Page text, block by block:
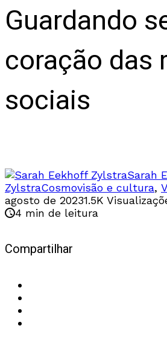
Guardando
coração das
sociais
Sarah
ZylstraCosmovisão e cultura,
agosto de 20231.5K
4 min de leitura
Compartilhar